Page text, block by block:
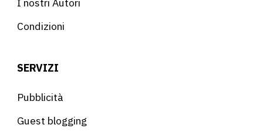
Condizioni
SERVIZI
Pubblicità
Guest blogging